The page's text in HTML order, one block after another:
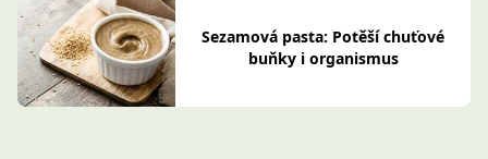
Sezamová pasta: Potěší chuťové
buňky i organismus